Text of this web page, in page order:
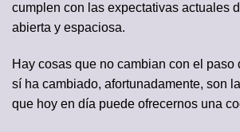
cumplen con las expectativas actuales
abierta y espaciosa.
Hay cosas que no cambian con el paso
sí ha cambiado, afortunadamente, son
que hoy en día puede ofrecernos una